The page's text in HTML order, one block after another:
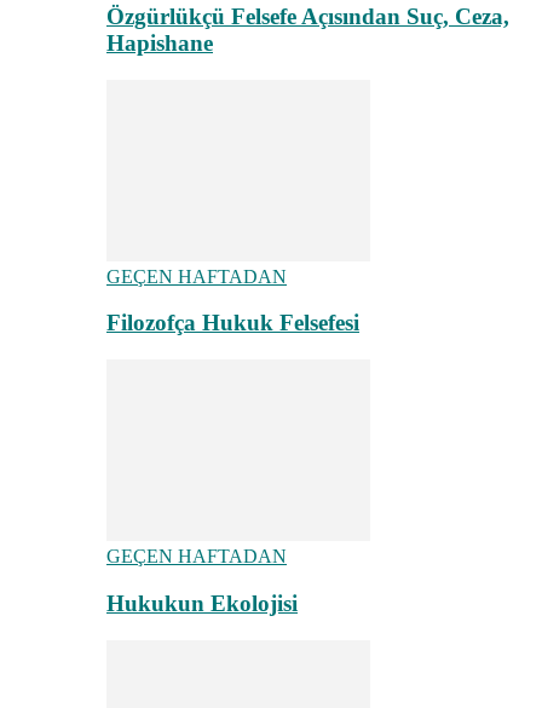
Özgürlükçü Felsefe Açısından Suç, Ceza,
Hapishane
GEÇEN HAFTADAN
Filozofça Hukuk Felsefesi
GEÇEN HAFTADAN
Hukukun Ekolojisi